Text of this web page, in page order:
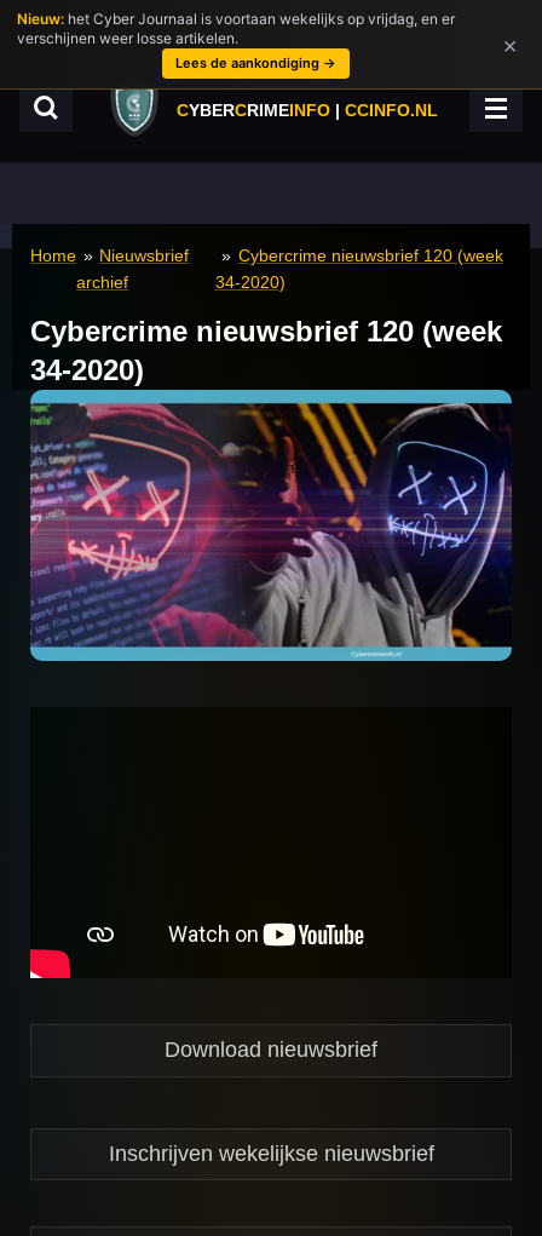
Ga
direct
hoofdinhoud
CYBERCRIMEINFO | CCINFO.NL
Home » Nieuwsbrief
archief
» Cybercrime nieuwsbrief 120 (week
34-2020)
Cybercrime nieuwsbrief 120 (week
34-2020)
Download nieuwsbrief
Inschrijven wekelijkse nieuwsbrief
Nieuw: het Cyber Journaal is voortaan wekelijks op vrijdag, en er
verschijnen weer losse artikelen.
Lees de aankondiging →
×